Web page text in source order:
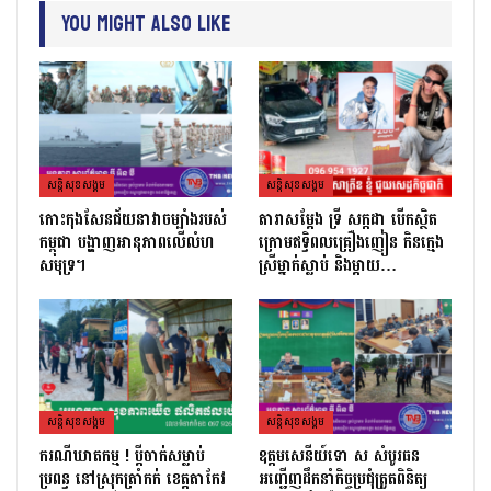
You Might Also Like
សន្តិសុខសង្គម
កោះកុងសែនជ័យនាវាចម្បាំងរបស់
កម្ពុជា បង្ហាញអានុភាពលើលំហ
សមុទ្រ។
សន្តិសុខសង្គម
តារាសម្ដែង ទ្រី សក្កដា បើកស្ថិត
ក្រោមឥទ្ធិពលគ្រឿងញៀន កិនក្មេង
ស្រីម្នាក់ស្លាប់ និងម្ដាយ…
សន្តិសុខសង្គម
ករណីឃាតកម្ម ! ប្ដីចាក់សម្លាប់
ប្រពន្ធ នៅស្រុកត្រាំកក់ ខេត្តតាកែវ
សន្តិសុខសង្គម
ឧត្តមសេនីយ៍ទោ ស សំបូរធន
អញ្ជើញដឹកនាំកិច្ចប្រជុំត្រួតពិនិត្យ​